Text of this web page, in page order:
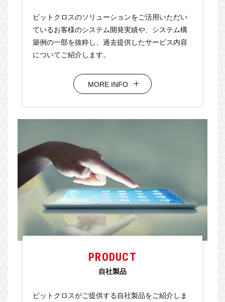
ビットクロスのソリューションをご活用いただい
ているお客様のシステム開発実績や、システム構
築例の一部を抜粋し、過去提供したサービス内容
についてご紹介します。
MORE INFO
PRODUCT
自社製品
ビットクロスがご提供する自社製品をご紹介しま